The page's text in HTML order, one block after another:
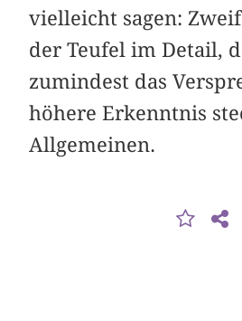
vielleicht sagen:
der Teufel im Detail,
zumindest das
höhere Erkenntnis
Allgemeinen.